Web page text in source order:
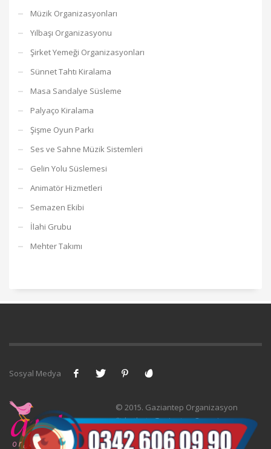
Müzik Organizasyonları
Yılbaşı Organizasyonu
Şirket Yemeği Organizasyonları
Sünnet Tahtı Kiralama
Masa Sandalye Süsleme
Palyaço Kiralama
Şişme Oyun Parkı
Ses ve Sahne Müzik Sistemleri
Gelin Yolu Süslemesi
Animatör Hizmetleri
Semazen Ekibi
İlahi Grubu
Mehter Takımı
Sosyal Medya
© 2015. Gaziantep Organizasyon
Şirketleri -Gaziantep Organizasyon